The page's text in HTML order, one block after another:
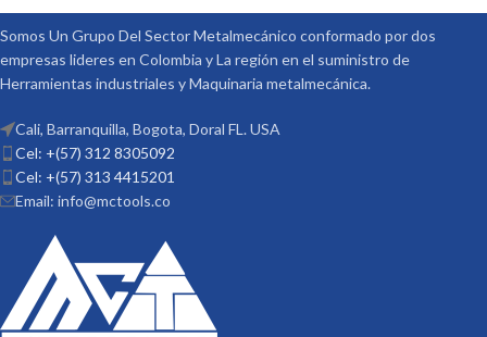
Somos Un Grupo Del Sector Metalmecánico conformado por dos
empresas lideres en Colombia y La región en el suministro de
Herramientas industriales y Maquinaria metalmecánica.
Cali, Barranquilla, Bogota, Doral FL. USA
Cel: +(57) 312 8305092
Cel: +(57) 313 4415201
Email: info@mctools.co